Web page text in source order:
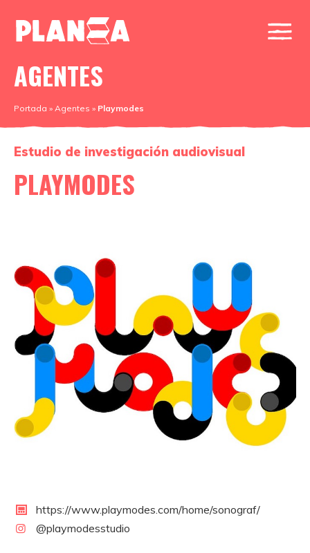
AGENTES
Portada » Agentes » Playmodes
Estudio de investigación audiovisual
PLAYMODES
https://www.playmodes.com/home/sonograf/
@playmodesstudio